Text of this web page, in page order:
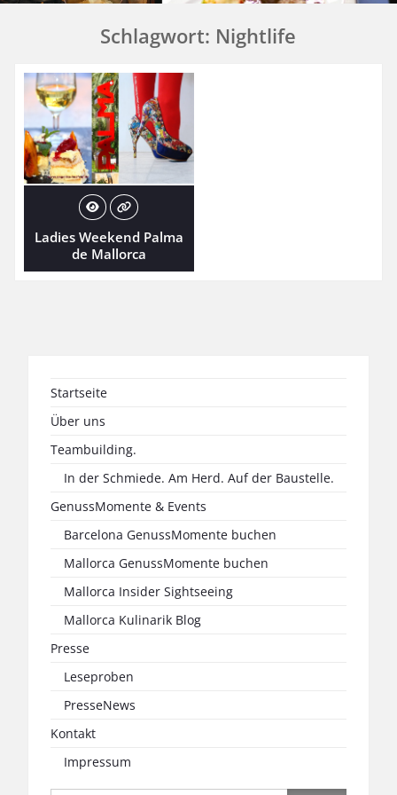
Schlagwort: Nightlife
Ladies Weekend Palma
de Mallorca
Startseite
Über uns
Teambuilding.
In der Schmiede. Am Herd. Auf der Baustelle.
GenussMomente & Events
Barcelona GenussMomente buchen
Mallorca GenussMomente buchen
Mallorca Insider Sightseeing
Mallorca Kulinarik Blog
Presse
Leseproben
PresseNews
Kontakt
Impressum